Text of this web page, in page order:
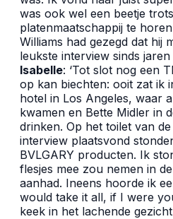
was ook wel een beetje
platenmaatschappij te
Williams had gezegd dat hij
leukste interview sinds jaren
Isabelle: ‘Tot slot nog een
op kan biechten: ooit zat ik
hotel in Los Angeles, waar
kwamen en Bette Midler in
drinken. Op het toilet van
interview plaatsvond
BVLGARY producten. Ik
flesjes mee zou nemen in
aanhad. Ineens hoorde ik
would take it all, if I were
keek in het lachende